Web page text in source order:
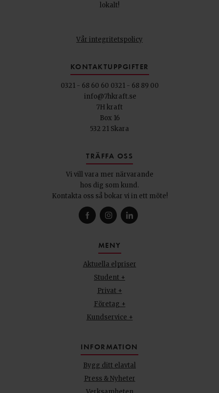
lokalt!
Vår integritetspolicy
KONTAKTUPPGIFTER
0321 - 68 60 60 0321 - 68 89 00
info@7hkraft.se
7H kraft
Box 16
532 21 Skara
TRÄFFA OSS
Vi vill vara mer närvarande
hos dig som kund.
Kontakta oss så bokar vi in ett möte!
MENY
Aktuella elpriser
Student +
Privat +
Företag +
Kundservice +
INFORMATION
Bygg ditt elavtal
Press & Nyheter